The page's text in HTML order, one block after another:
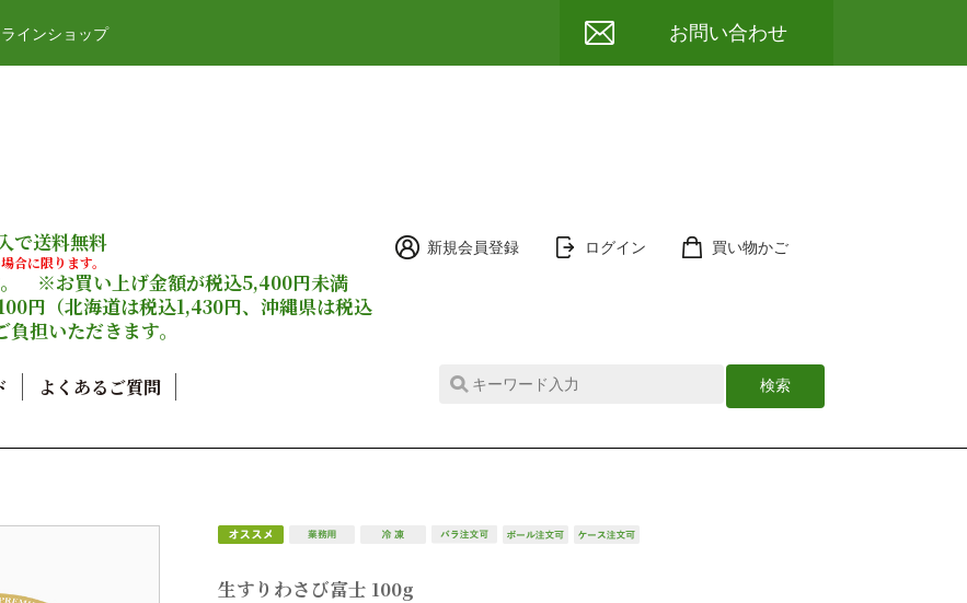
インショップ お問い合わせ
で送料無料
合に限ります。
※お買い上げ金額が税込5,400円未満
円（北海道は税込1,430円、沖縄県は税込
担いただきます。
新規会員登録 ログイン 買い物かご
よくあるご質問
生すりわさび富士 100g